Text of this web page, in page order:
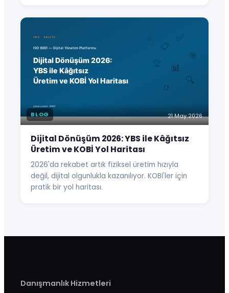
BLOG 21 May 2026
Dijital Dönüşüm 2026: YBS ile Kâğıtsız
Üretim ve KOBİ Yol Haritası
2026'da rekabet artık fiziksel üretim hızıyla
değil, dijital olgunlukla kazanılıyor. KOBİ'ler için
pratik bir yol haritası.
Danışmanlık Hizmetleri